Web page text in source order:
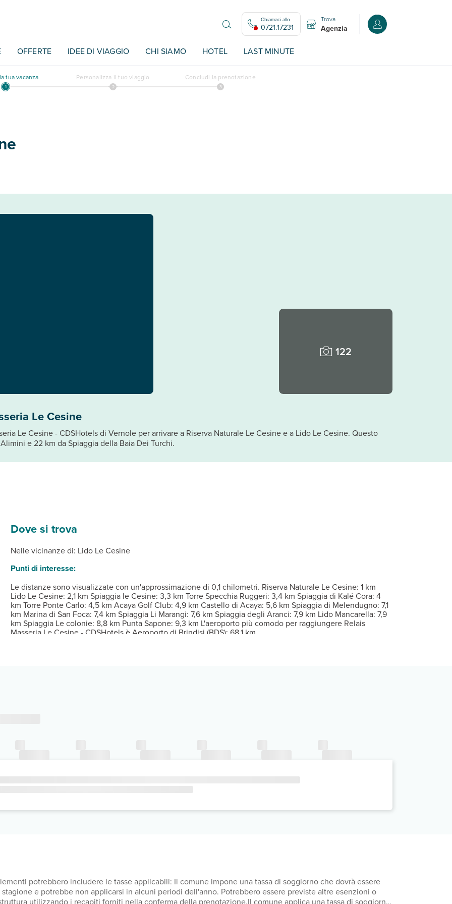
Chiamaci allo
0721.17231
Trova
Agenzia Accedi o registrati
OFFERTE IDEE DI VIAGGIO CHI SIAMO HOTEL LAST MINUTE
tua vacanza Personalizza il tuo viaggio Concludi la prenotazione
122
Le Cesine
Le Cesine - CDSHotels di Vernole per arrivare a Riserva Naturale Le Cesine e a Lido Le Cesine. Questo
e 22 km da Spiaggia della Baia Dei Turchi.
Dove si trova
Nelle vicinanze di: Lido Le Cesine
Punti di interesse:
Le distanze sono visualizzate con un'approssimazione di 0,1 chilometri. Riserva Naturale Le Cesine: 1 km
Lido Le Cesine: 2,1 km Spiaggia le Cesine: 3,3 km Torre Specchia Ruggeri: 3,4 km Spiaggia di Kalé Cora: 4
km Torre Ponte Carlo: 4,5 km Acaya Golf Club: 4,9 km Castello di Acaya: 5,6 km Spiaggia di Melendugno: 7,1
km Marina di San Foca: 7,4 km Spiaggia Li Marangi: 7,6 km Spiaggia degli Aranci: 7,9 km Lido Mancarella: 7,9
km Spiaggia Le colonie: 8,8 km Punta Sapone: 9,3 km L'aeroporto più comodo per raggiungere Relais
Masseria Le Cesine - CDSHotels è Aeroporto di Brindisi (BDS): 68,1 km
della struttura, complete di minibar e TV a schermo piatto. Le camere sono dotate di patio. La TV con canali in
Dalle ore 17:00 Alle ore a qualsiasi ora Istruzioni per il check-in: Per eventuali ospiti aggiuntivi possono essere
ti attendono massaggi, trattamenti per il corpo e trattamenti per il viso. Dopo una giornata in spiaggia approfitta dei
servizio di lavanderia e lavaggio a secco e una reception aperta 24 ore su 24. Potrai usufruire di una navetta da e per
numerosi punti dove mangiare, che comprendono 2 ristoranti e un bar/caffetteria presso un hotel. Incontra gli altri ospiti al
ufficiale da: the local rating authority.
potrebbero includere le tasse applicabili: Il comune impone una tassa di soggiorno che dovrà essere
e potrebbe non applicarsi in alcuni periodi dell'anno. Potrebbero essere previste altre esenzioni o
utilizzando i recapiti forniti nella conferma della prenotazione.Il comune applica una tassa di soggiorno: